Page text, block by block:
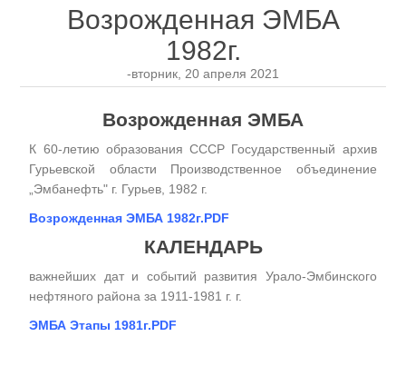
Возрожденная ЭМБА
1982г.
-вторник, 20 апреля 2021
Возрожденная ЭМБА
К 60-летию образования СССР Государственный архив
Гурьевской области Производственное объединение
„Эмбанефть" г. Гурьев, 1982 г.
Возрожденная ЭМБА 1982г.PDF
КАЛЕНДАРЬ
важнейших дат и событий развития Урало-Эмбинского
нефтяного района за 1911-1981 г. г.
ЭМБА Этапы 1981г.PDF